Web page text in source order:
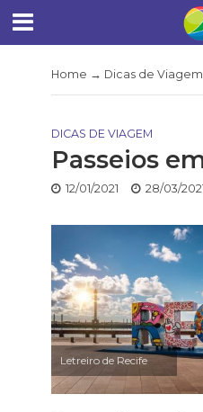
Home → Dicas de Viagem
DICAS DE VIAGEM
Passeios
12/01/2021 28/03/
Letreiro de Recife